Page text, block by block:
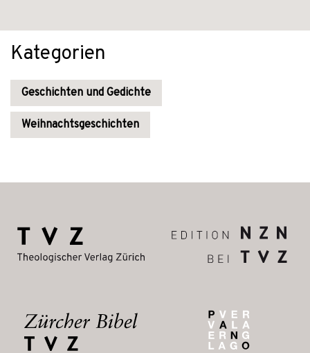
Kategorien
Geschichten und Gedichte
Weihnachtsgeschichten